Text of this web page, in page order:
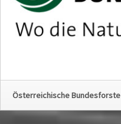
Österreichische Bundesforste